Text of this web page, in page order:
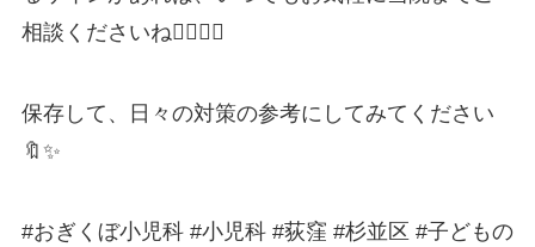
相談くださいね👨‍⚕️👩‍⚕️
保存して、日々の対策の参考にしてみてください
🔖✨
#おぎくぼ小児科 #小児科 #荻窪 #杉並区 #子どもの